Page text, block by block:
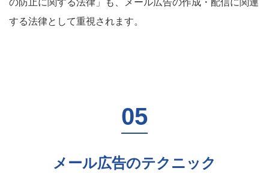
の防止に関する法律」も、メール広告の作成・配信に関連
する法律として重視されます。
メール広告のテクニック